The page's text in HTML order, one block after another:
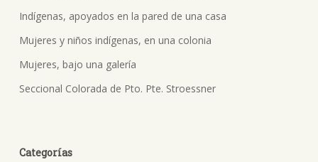
Indígenas, apoyados en la pared de una casa
Mujeres y niños indígenas, en una colonia
Mujeres, bajo una galería
Seccional Colorada de Pto. Pte. Stroessner
Categorías